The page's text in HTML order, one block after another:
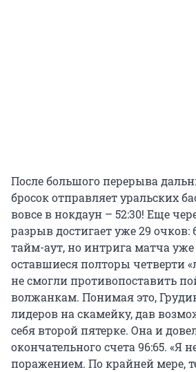
После большого перерыва
бросок отправляет уральских
вовсе в нокдаун – 52:30! Еще
разрыв достигает уже 29 очков:
тайм-аут, но интрига матча уже
оставшиеся полторы четверти
не смогли противопоставить
волжанкам. Понимая это,
лидеров на скамейку, дав
себя второй пятерке. Она и
окончательного счета 96:65. «Я
поражением. По крайней мере,